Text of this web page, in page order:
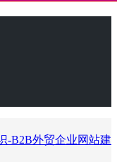
-B2B外贸企业网站建